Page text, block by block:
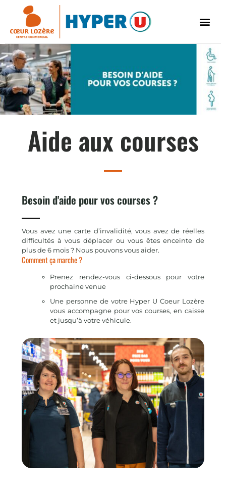
Aide aux courses
Besoin d'aide pour vos courses ?
Vous avez une carte d’invalidité, vous avez de réelles
difficultés à vous déplacer ou vous êtes enceinte de
plus de 6 mois ? Nous pouvons vous aider.
Comment ça marche ?
Prenez rendez-vous ci-dessous pour votre
prochaine venue
Une personne de votre Hyper U Coeur Lozère
vous accompagne pour vos courses, en caisse
et jusqu’à votre véhicule.